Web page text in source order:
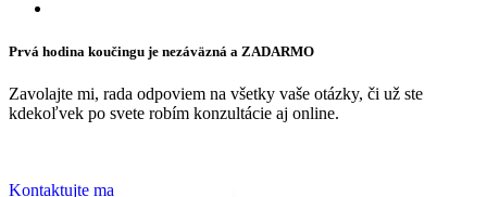
Prvá hodina koučingu je nezáväzná a ZADARMO
Zavolajte mi, rada odpoviem na všetky vaše otázky, či už ste
kdekoľvek po svete robím konzultácie aj online.
Kontaktujte ma